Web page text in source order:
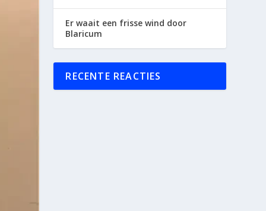
Er waait een frisse wind door
Blaricum
RECENTE REACTIES